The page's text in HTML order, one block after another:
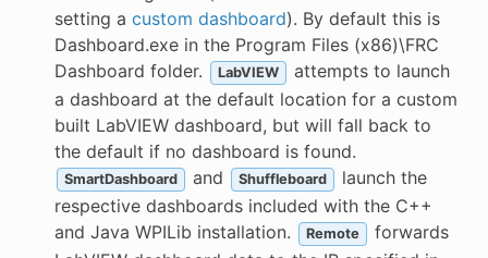
setting a custom dashboard). By default this is
Dashboard.exe in the Program Files (x86)\FRC
Dashboard folder.
LabVIEW
attempts to launch
a dashboard at the default location for a custom
built LabVIEW dashboard, but will fall back to
the default if no dashboard is found.
SmartDashboard and Shuffleboard
launch the
respective dashboards included with the C++
and Java WPILib installation.
Remote
forwards